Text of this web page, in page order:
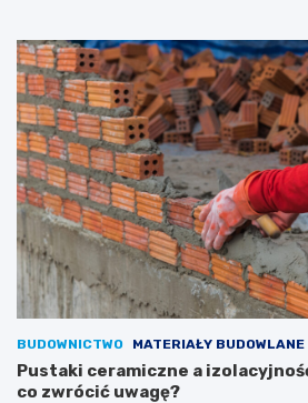
BUDOWNICTWO MATERIAŁY BUDOWLANE
Pustaki ceramiczne a
co zwrócić uwagę?